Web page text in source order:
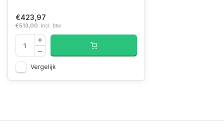
€423,97
€513,00 Incl. btw
Vergelijk